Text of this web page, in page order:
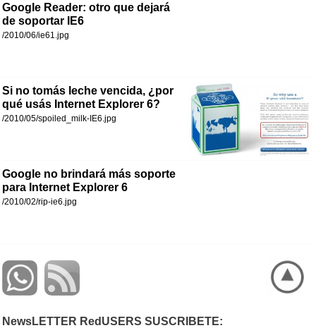
Google Reader: otro que dejará
de soportar IE6
/2010/06/ie61.jpg
Si no tomás leche vencida, ¿por
qué usás Internet Explorer 6?
/2010/05/spoiled_milk-IE6.jpg
Google no brindará más soporte
para Internet Explorer 6
/2010/02/rip-ie6.jpg
NewsLETTER RedUSERS SUSCRIBETE: